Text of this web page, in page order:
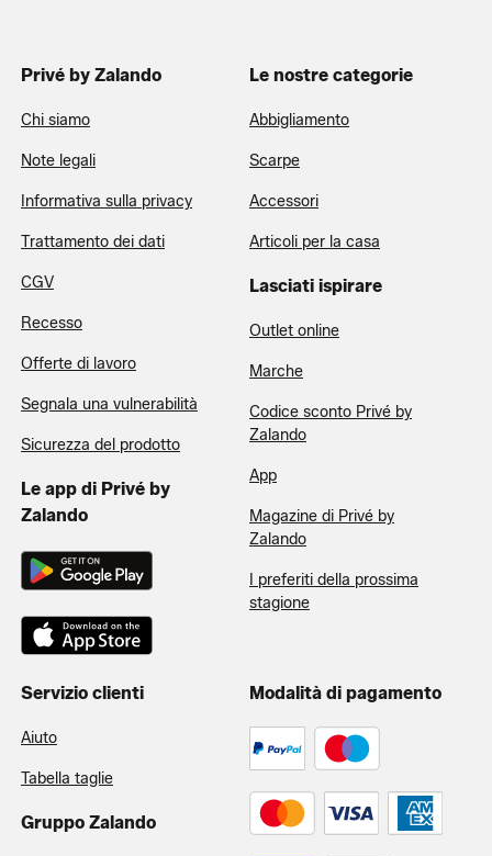
Privé by Zalando
Chi siamo
Note legali
Informativa sulla privacy
Trattamento dei dati
CGV
Recesso
Offerte di lavoro
Segnala una vulnerabilità
Sicurezza del prodotto
Le app di Privé by
Zalando
Le nostre categorie
Abbigliamento
Scarpe
Accessori
Articoli per la casa
Lasciati ispirare
Outlet online
Marche
Codice sconto Privé by
Zalando
App
Magazine di Privé by
Zalando
I preferiti della prossima
stagione
Servizio clienti
Aiuto
Tabella taglie
Gruppo Zalando
Modalità di pagamento